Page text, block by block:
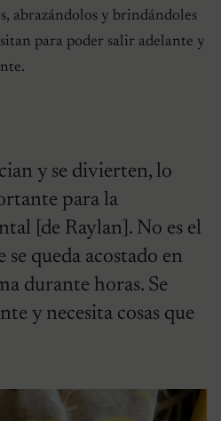
abrazándolos y brindándoles
para poder salir adelante y
y se divierten, lo
para la
[de Raylan]. No es el
queda acostado en
durante horas. Se
y necesita cosas que